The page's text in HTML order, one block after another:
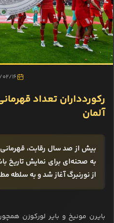
16
رکوردداران تعداد
آلمان
بیش از صد سال رقابت، قهرمانی
به صحنه‌ای برای نمایش تاریخ
از نورنبرگ آغاز شد و به سلطه
بایرن مونیخ و بایر لورکوزن